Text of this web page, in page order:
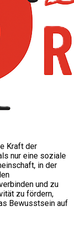
Kraft der
nur eine soziale
in der
und zu
zu fördern,
Bewusstsein auf